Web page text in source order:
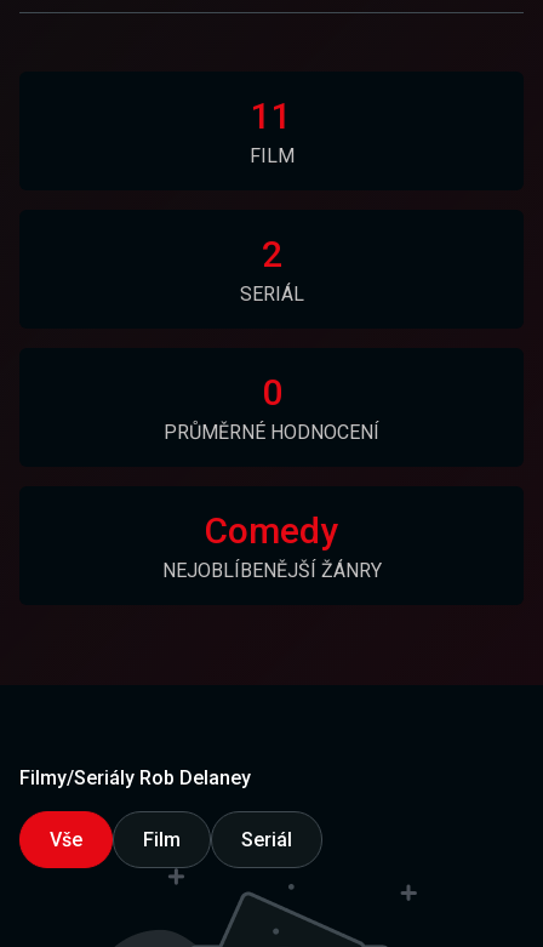
11
FILM
2
SERIÁL
0
PRŮMĚRNÉ HODNOCENÍ
Comedy
NEJOBLÍBENĚJŠÍ ŽÁNRY
Filmy/Seriály Rob Delaney
Vše Film Seriál